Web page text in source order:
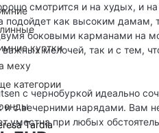
куртки
меху
категории
Tardia
смотрится и на худых, и
подойдет как высоким дамам,
боковыми карманами на
мелочей, так и с тем,
с чернобуркой идеально
и с вечерними нарядами. Вам
уместна при любых